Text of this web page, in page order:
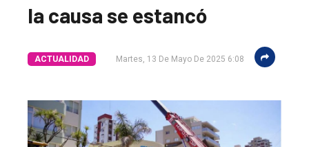
la causa se estancó
ACTUALIDAD Martes, 13 De Mayo De 2025 6:08